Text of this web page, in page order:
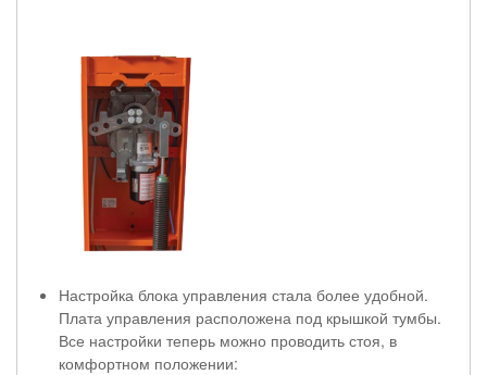
Настройка блока управления стала более удобной.
Плата управления расположена под крышкой тумбы.
Все настройки теперь можно проводить стоя, в
комфортном положении: